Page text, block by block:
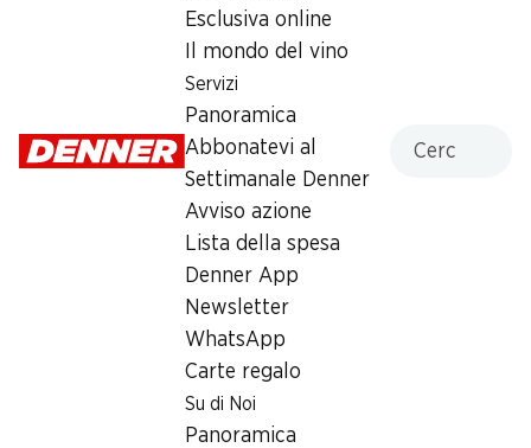
Esclusiva online
Il mondo del vino
Servizi
Panoramica
Abbonatevi al
Settimanale Denner
Avviso azione
Lista della spesa
Denner App
Newsletter
WhatsApp
Carte regalo
Su di Noi
Panoramica
Note di noce, spezie fresche e terra.
Corona
Larga
16.5 cm
Diametro:
18.00 mm
Durata della
circa 50